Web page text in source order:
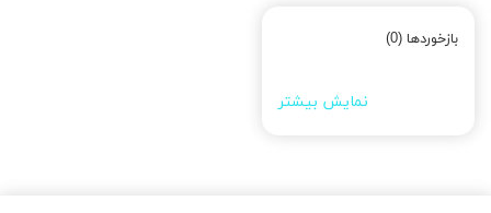
بازخوردها (0)
نمایش بیشتر